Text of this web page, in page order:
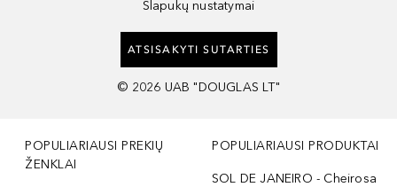
Slapukų nustatymai
ATSISAKYTI SUTARTIES
© 2026 UAB "DOUGLAS LT"
POPULIARIAUSI PREKIŲ
ŽENKLAI
POPULIARIAUSI PRODUKTAI
SOL DE JANEIRO - Cheirosa